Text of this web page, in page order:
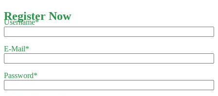
Register Now
Username*
E-Mail*
Password*